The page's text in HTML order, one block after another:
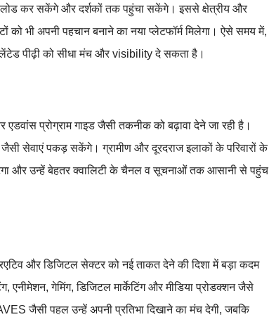
कर सकेंगे और दर्शकों तक पहुंचा सकेंगे। इससे क्षेत्रीय और
को भी अपनी पहचान बनाने का नया प्लेटफॉर्म मिलेगा। ऐसे समय में,
पीढ़ी को सीधा मंच और visibility दे सकता है।
प्रोग्राम गाइड जैसी तकनीक को बढ़ावा देने जा रही है।
सेवाएं पकड़ सकेंगे। ग्रामीण और दूरदराज इलाकों के परिवारों के
और उन्हें बेहतर क्वालिटी के चैनल व सूचनाओं तक आसानी से पहुंच
और डिजिटल सेक्टर को नई ताकत देने की दिशा में बड़ा कदम
एनीमेशन, गेमिंग, डिजिटल मार्केटिंग और मीडिया प्रोडक्शन जैसे
जैसी पहल उन्हें अपनी प्रतिभा दिखाने का मंच देगी, जबकि